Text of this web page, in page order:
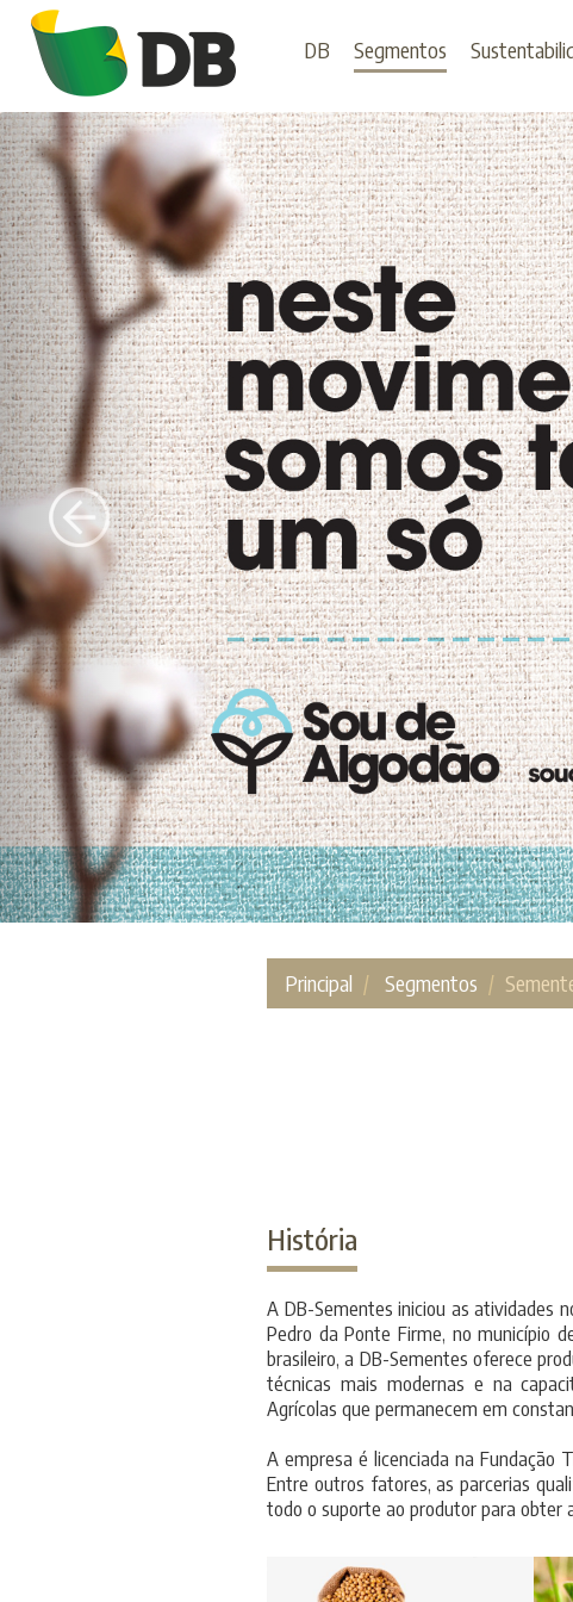
DB Segmentos
Principal Segmentos
História
A DB-Sementes iniciou as atividades
Pedro da Ponte Firme, no município
brasileiro, a DB-Sementes oferece
técnicas mais modernas e na
Agrícolas que permanecem em
A empresa é licenciada na Fundação
Entre outros fatores, as parcerias
todo o suporte ao produtor para obter